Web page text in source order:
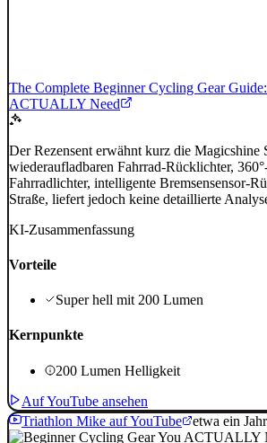
The Complete Beginner Cycling Gear
ACTUALLY Need
Der Rezensent erwähnt kurz die Magicshine
wiederaufladbaren Fahrrad-Rücklichter,
Fahrradlichter, intelligente Bremsensensor-
Straße, liefert jedoch keine detaillierte
KI-Zusammenfassung
Vorteile
Super hell mit 200 Lumen
Kernpunkte
200 Lumen Helligkeit
Auf YouTube ansehen
Triathlon Mike auf YouTube
etwa ein